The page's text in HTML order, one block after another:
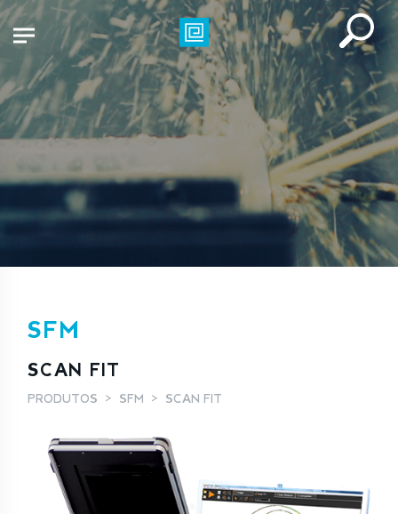
SFM
SCAN FIT
PRODUTOS SFM SCAN FIT